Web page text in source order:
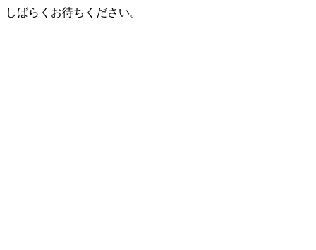
しばらくお待ちください。